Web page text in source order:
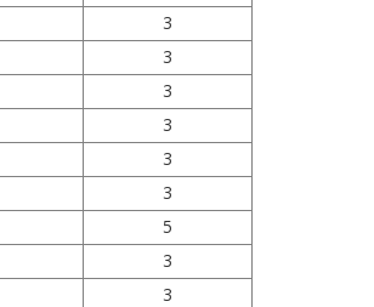
3
3
3
3
3
3
5
3
3